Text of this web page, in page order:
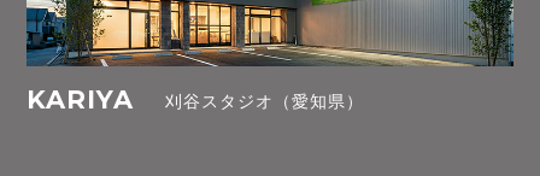
KARIYA 刈谷スタジオ（愛知県）